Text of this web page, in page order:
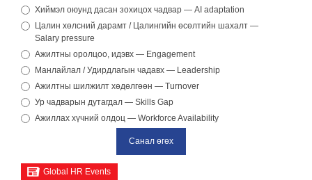
Хиймэл оюунд дасан зохицох чадвар — AI adaptation
Цалин хөлсний дарамт / Цалингийн өсөлтийн шахалт —
Salary pressure
Ажилтны оролцоо, идэвх — Engagement
Манлайлал / Удирдлагын чадавх — Leadership
Ажилтны шилжилт хөдөлгөөн — Turnover
Ур чадварын дутагдал — Skills Gap
Ажиллах хүчний олдоц — Workforce Availability
Global HR Events